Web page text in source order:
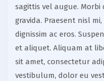
sagittis vel augue. Morbi
gravida. Praesent nisl
dignissim ac eros.
et aliquet. Aliquam at
sit amet, consectetur
vestibulum, dolor eu